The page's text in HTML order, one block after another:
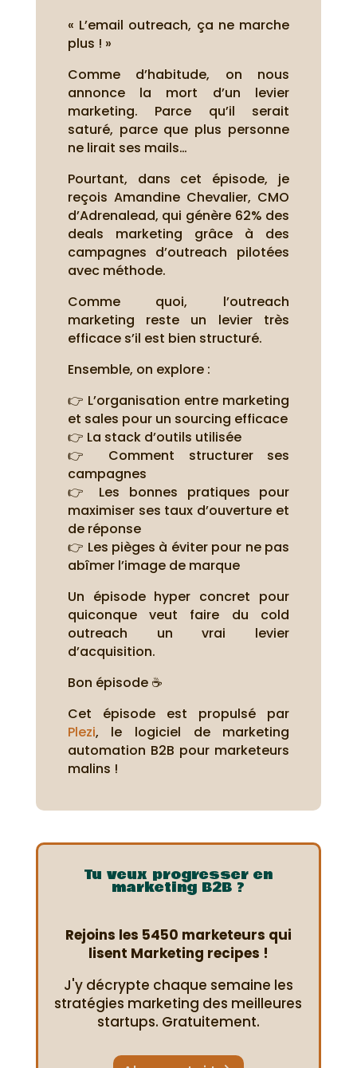
« L’email outreach, ça ne marche
plus ! »
Comme d’habitude, on nous
annonce la mort d’un levier
marketing. Parce qu’il serait
saturé, parce que plus personne
ne lirait ses mails…
Pourtant, dans cet épisode, je
reçois Amandine Chevalier, CMO
d’Adrenalead, qui génère 62% des
deals marketing grâce à des
campagnes d’outreach pilotées
avec méthode.
Comme quoi, l’outreach
marketing reste un levier très
efficace s’il est bien structuré.
Ensemble, on explore :
👉 L’organisation entre marketing
et sales pour un sourcing efficace
👉 La stack d’outils utilisée
👉 Comment structurer ses
campagnes
👉 Les bonnes pratiques pour
maximiser ses taux d’ouverture et
de réponse
👉 Les pièges à éviter pour ne pas
abîmer l’image de marque
Un épisode hyper concret pour
quiconque veut faire du cold
outreach un vrai levier
d’acquisition.
Bon épisode ☕
Cet épisode est propulsé par
Plezi, le logiciel de marketing
automation B2B pour marketeurs
malins !
Tu veux progresser en
marketing B2B ?
Rejoins les 5450 marketeurs qui
lisent Marketing recipes !
J'y décrypte chaque semaine les
stratégies marketing des meilleures
startups. Gratuitement.